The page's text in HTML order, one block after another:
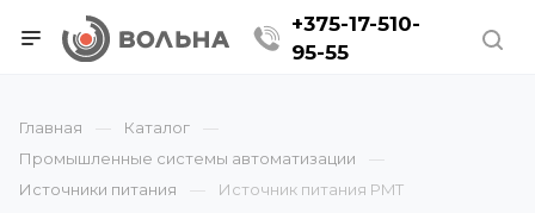
+375-17-510-
95-55
Главная
Каталог
Промышленные системы автоматизации
Источники питания
Источник питания PMT